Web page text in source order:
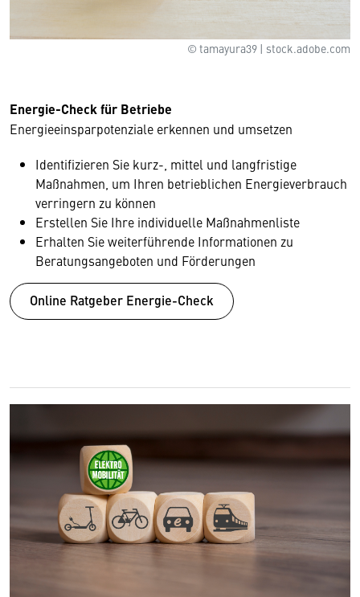
© tamayura39 | stock.adobe.com
Energie-Check für Betriebe
Energieeinsparpotenziale erkennen und umsetzen
Identifizieren Sie kurz-, mittel und langfristige
Maßnahmen, um Ihren betrieblichen Energieverbrauch
verringern zu können
Erstellen Sie Ihre individuelle Maßnahmenliste
Erhalten Sie weiterführende Informationen zu
Beratungsangeboten und Förderungen
Online Ratgeber Energie-Check